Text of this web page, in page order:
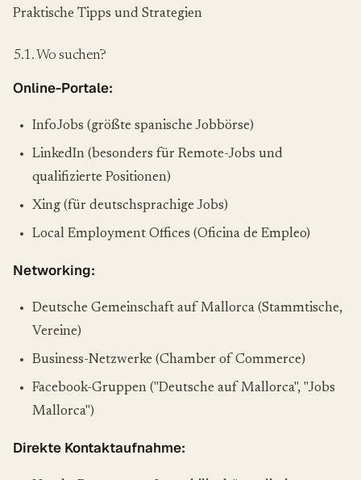
Praktische Tipps und Strategien
5.1. Wo suchen?
Online-Portale:
InfoJobs (größte spanische Jobbörse)
LinkedIn (besonders für Remote-Jobs und
qualifizierte Positionen)
Xing (für deutschsprachige Jobs)
Local Employment Offices (Oficina de Empleo)
Networking:
Deutsche Gemeinschaft auf Mallorca (Stammtische,
Vereine)
Business-Netzwerke (Chamber of Commerce)
Facebook-Gruppen ("Deutsche auf Mallorca", "Jobs
Mallorca")
Direkte Kontaktaufnahme: